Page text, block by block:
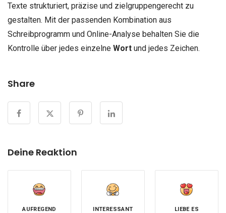
Texte strukturiert, präzise und zielgruppengerecht zu
gestalten. Mit der passenden Kombination aus
Schreibprogramm und Online-Analyse behalten Sie die
Kontrolle über jedes einzelne Wort und jedes Zeichen.
Share
Deine Reaktion
AUFREGEND INTERESSANT LIEBE ES